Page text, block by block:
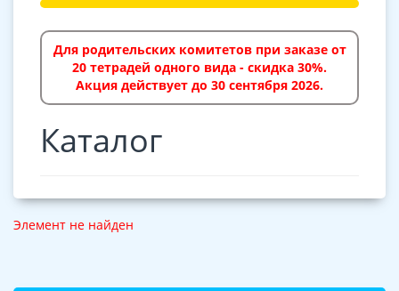
Для родительских комитетов при заказе от
20 тетрадей одного вида - скидка 30%.
Акция действует до 30 сентября 2026.
Каталог
Элемент не найден